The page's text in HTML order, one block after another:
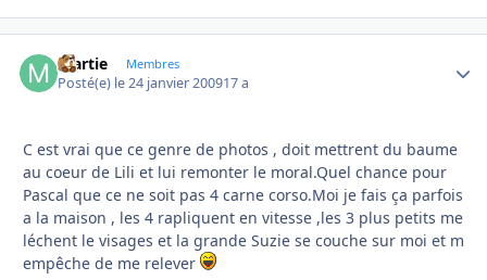
martie Membres
Posté(e) le 24 janvier 200917 a
C est vrai que ce genre de photos , doit mettrent du baume
au coeur de Lili et lui remonter le moral.Quel chance pour
Pascal que ce ne soit pas 4 carne corso.Moi je fais ça parfois
a la maison , les 4 rapliquent en vitesse ,les 3 plus petits me
léchent le visages et la grande Suzie se couche sur moi et m
empêche de me relever